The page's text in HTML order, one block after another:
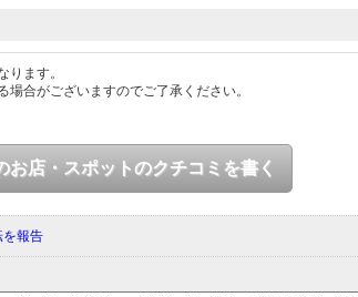
ます。
合がございますのでご了承ください。
お店・スポットのクチコミを書く
を報告